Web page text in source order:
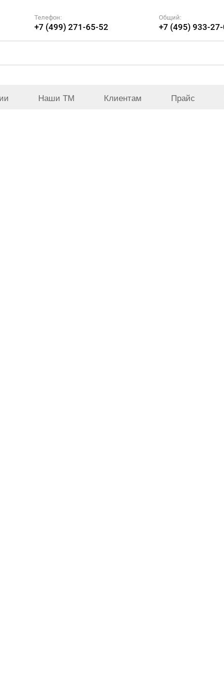
Телефон:
+7 (499) 271-65-52
Общий:
+7 (495) 933-
Наши ТМ Клиентам Прайс